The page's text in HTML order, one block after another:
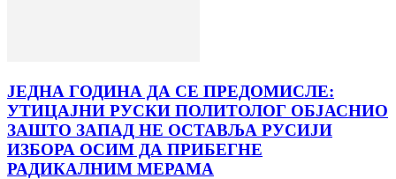
ЈЕДНА ГОДИНА ДА СЕ ПРЕДОМИСЛЕ:
УТИЦАЈНИ РУСКИ ПОЛИТОЛОГ ОБЈАСНИО
ЗАШТО ЗАПАД НЕ ОСТАВЉА РУСИЈИ
ИЗБОРА ОСИМ ДА ПРИБЕГНЕ
РАДИКАЛНИМ МЕРАМА